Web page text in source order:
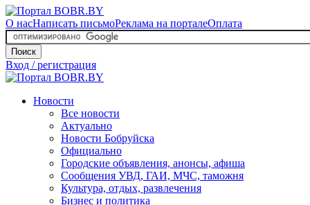
О насНаписать письмоРеклама на порталеОплата
Поиск
Вход / регистрация
Новости
Все новости
Актуально
Новости Бобруйска
Официально
Городские объявления, анонсы, афиша
Сообщения УВД, ГАИ, МЧС, таможня
Культура, отдых, развлечения
Бизнес и политика